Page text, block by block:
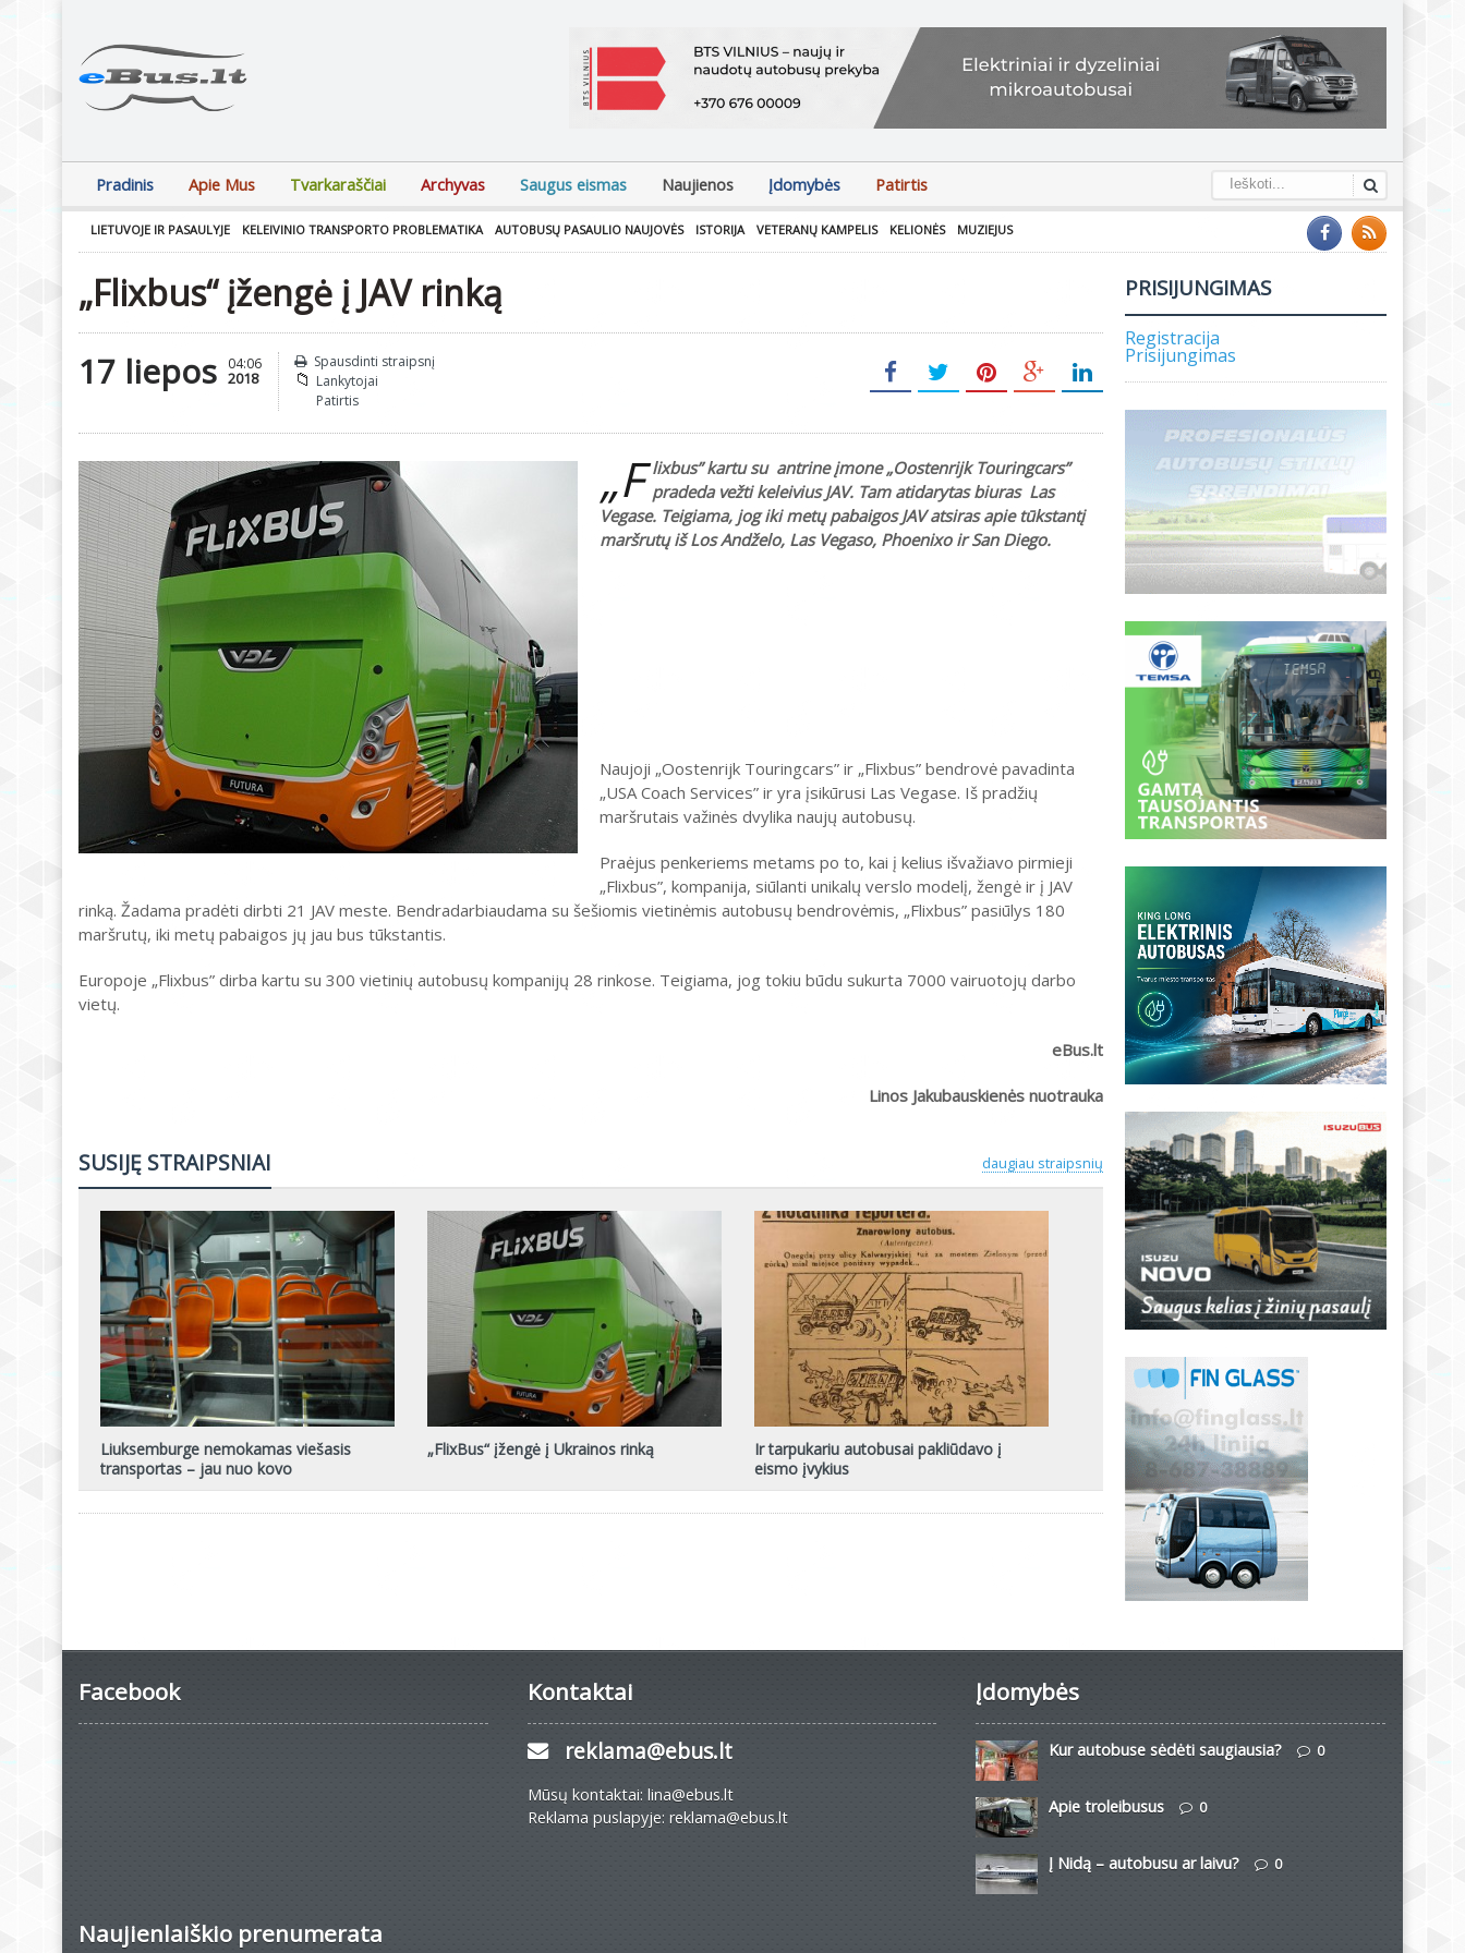
Pradinis Apie Mus Tvarkaraščiai Archyvas Saugus eismas Naujienos Įdomybės Patirtis
LIETUVOJE IR PASAULYJE KELEIVINIO TRANSPORTO PROBLEMATIKA AUTOBUSŲ PASAULIO NAUJOVĖS ISTORIJA VETERANŲ KAMPELIS KELIONĖS MUZIEJUS
„Flixbus“ įžengė į JAV rinką
17 liepos 04:06
2018
Spausdinti straipsnį
Lankytojai
Patirtis
„F lixbus” kartu su antrine įmone „Oostenrijk Touringcars”
pradeda vežti keleivius JAV. Tam atidarytas biuras Las
Vegase. Teigiama, jog iki metų pabaigos JAV atsiras apie tūkstantį
maršrutų iš Los Andželo, Las Vegaso, Phoenixo ir San Diego.
Naujoji „Oostenrijk Touringcars” ir „Flixbus” bendrovė pavadinta
„USA Coach Services” ir yra įsikūrusi Las Vegase. Iš pradžių
maršrutais važinės dvylika naujų autobusų.
Praėjus penkeriems metams po to, kai į kelius išvažiavo pirmieji
„Flixbus”, kompanija, siūlanti unikalų verslo modelį, žengė ir į JAV
rinką. Žadama pradėti dirbti 21 JAV meste. Bendradarbiaudama su šešiomis vietinėmis autobusų bendrovėmis, „Flixbus” pasiūlys 180
maršrutų, iki metų pabaigos jų jau bus tūkstantis.
Europoje „Flixbus” dirba kartu su 300 vietinių autobusų kompanijų 28 rinkose. Teigiama, jog tokiu būdu sukurta 7000 vairuotojų darbo
vietų.
eBus.lt
Linos Jakubauskienės nuotrauka
daugiau straipsnių
SUSIJĘ STRAIPSNIAI
Liuksemburge nemokamas viešasis
transportas – jau nuo kovo
„FlixBus“ įžengė į Ukrainos rinką
Ir tarpukariu autobusai pakliūdavo į
eismo įvykius
PRISIJUNGIMAS
Registracija
Prisijungimas
Facebook Kontaktai
reklama@ebus.lt
Mūsų kontaktai: lina@ebus.lt
Reklama puslapyje: reklama@ebus.lt
Įdomybės
Kur autobuse sėdėti saugiausia? 0
Apie troleibusus 0
Į Nidą – autobusu ar laivu? 0
Naujienlaiškio prenumerata